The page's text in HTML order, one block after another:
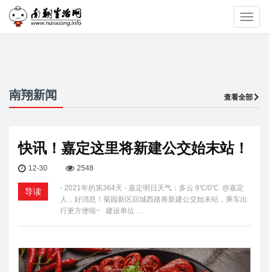
南翔新闻 查看全部
快讯！嘉定这里将新建公交始末站！
12-30 2548
导读
- 2021年的第364天 - 嘉定明日天气：多云 9℃/0℃ @嘉定
人，好消息！菊园新区回城西路将新建公交始末站，乘车出
行更方便啦~ 建设单位 …